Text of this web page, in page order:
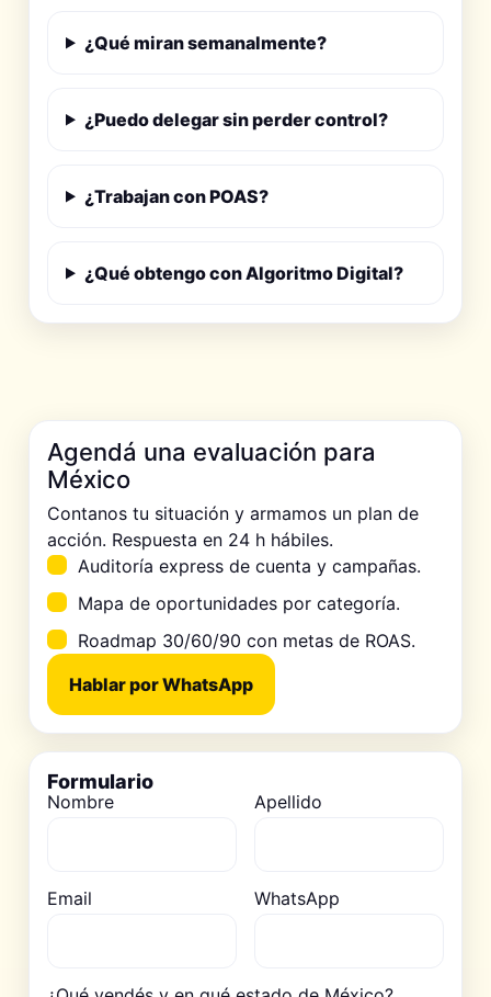
¿Qué miran semanalmente?
¿Puedo delegar sin perder control?
¿Trabajan con POAS?
¿Qué obtengo con Algoritmo Digital?
Agendá una evaluación para
México
Contanos tu situación y armamos un plan de
acción. Respuesta en 24 h hábiles.
Auditoría express de cuenta y campañas.
Mapa de oportunidades por categoría.
Roadmap 30/60/90 con metas de ROAS.
Hablar por WhatsApp
Formulario
Nombre Apellido
Email WhatsApp